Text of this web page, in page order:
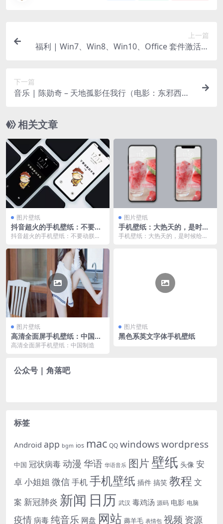
上一篇
福利 | Win7、Win8、Win10、Office 套件激活秘
下一篇
音乐 | 陈勋奇 – 天地孤影任我行（电影：东邪西
相关文章
图片壁纸
抖音超火的手机壁纸：不要动
朕动手机！
抖音超火的手机壁纸：不要动朕动
能随便让人看？
图片壁纸
手机壁纸：大热天的，是时候
给手机换个凉爽的壁纸了。
手机壁纸：大热天的，是时候给手
图片壁纸
高清全面屏手机壁纸：中国制
造
高清全面屏手机壁纸：中国制造
图片壁纸
黑色系英文字体手机壁纸
公众号 | 角落吧
标签
Android app bgm ios mac QQ windowswordpress
中国 冠状病毒动漫 华语 华语音乐 图片 壁纸 头像 安
卓小姐姐 微信手机手机壁纸 插件 搞笑 教程 文
案 新冠肺炎 新闻 日历 武汉 毒鸡汤 源码 电影 电脑
疫情 病毒 纯音乐 网盘 网站 薅羊毛 表情包 视频 资源